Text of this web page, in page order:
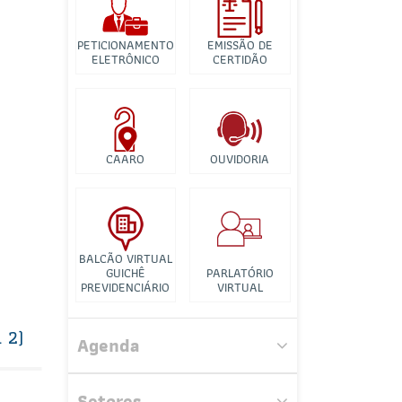
Banco de Imagens
Tutorial para
Videconferência
2)
PETICIONAMENTO
ELETRÔNICO
EMISSÃO DE
CERTIDÃO
CAARO OUVIDORIA
BALCÃO VIRTUAL
GUICHÊ
PREVIDENCIÁRIO
PARLATÓRIO
VIRTUAL
Agenda
Comissão Especial de
Estratégia e Projetos